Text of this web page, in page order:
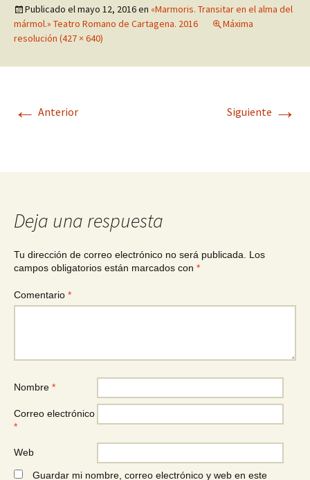
Publicado elmayo 12, 2016en «Marmoris. Transitar en el alma del
mármol.» Teatro Romano de Cartagena. 2016
Máxima
resolución (427 × 640)
← Anterior Siguiente →
Deja una respuesta
Tu dirección de correo electrónico no será publicada.
Los
campos obligatorios están marcados con *
Comentario *
Nombre *
Correo electrónico
*
Web
Guardar mi nombre, correo electrónico y web en este